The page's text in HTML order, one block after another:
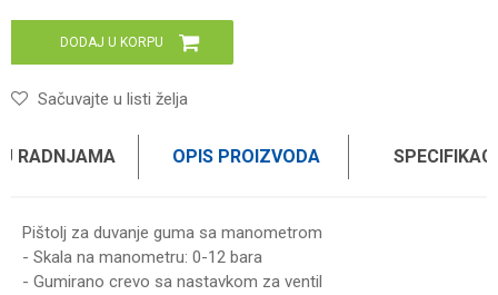
DODAJ U KORPU
Sačuvajte u listi želja
RADNJAMA OPIS PROIZVODA
Pištolj za duvanje guma sa manometrom
- Skala na manometru: 0-12 bara
- Gumirano crevo sa nastavkom za ventil